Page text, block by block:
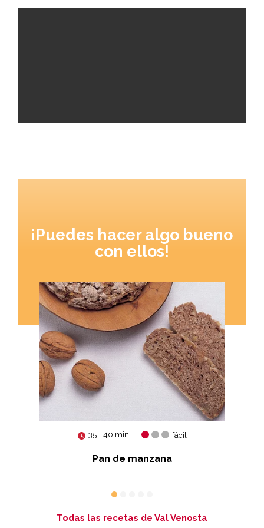
¡Puedes hacer algo bueno
con ellos!
35 - 40 min. fácil
Pan de manzana
Todas las recetas de Val Venosta